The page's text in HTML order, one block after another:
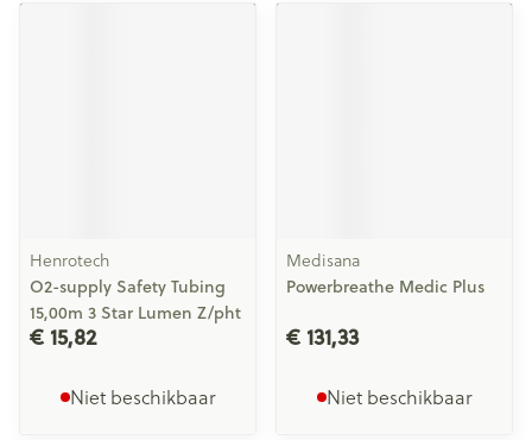
Henrotech
O2-supply Safety Tubing
15,00m 3 Star Lumen Z/pht
€ 15,82
Niet beschikbaar
Medisana
Powerbreathe Medic Plus
€ 131,33
Niet beschikbaar